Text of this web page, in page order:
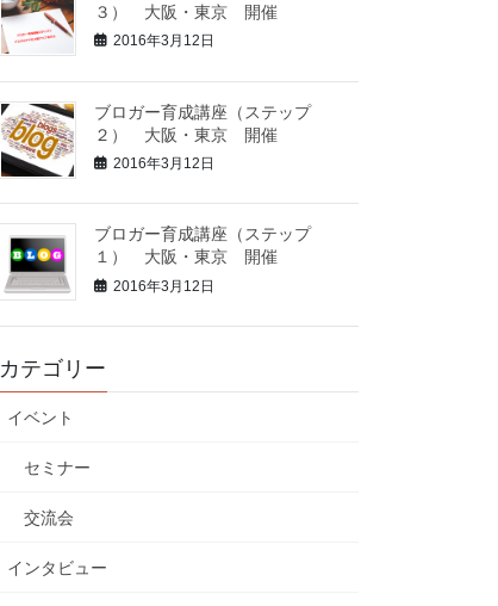
３） 大阪・東京 開催
2016年3月12日
ブロガー育成講座（ステップ
２） 大阪・東京 開催
2016年3月12日
ブロガー育成講座（ステップ
１） 大阪・東京 開催
2016年3月12日
カテゴリー
イベント
セミナー
交流会
インタビュー